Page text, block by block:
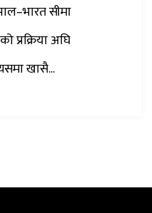
सीमा
प्रक्रिया अघि
खासै...